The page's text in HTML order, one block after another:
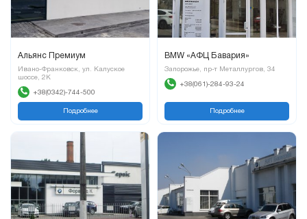
Альянс Премиум
Ивано-Франковск, ул. Калуское
шоссе, 2К
+38(0342)-744-500
Подробнее
BMW «АФЦ Бавария»
Запорожье, пр-т Металлургов, 34
+38(061)-284-93-24
Подробнее